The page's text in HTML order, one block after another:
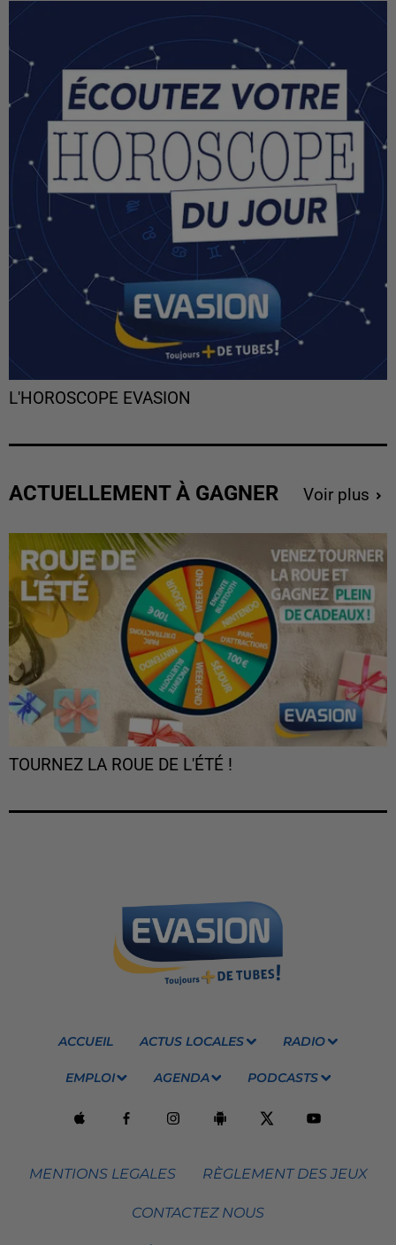
L'HOROSCOPE EVASION
ACTUELLEMENT À GAGNER Voir plus
TOURNEZ LA ROUE DE L'ÉTÉ !
ACCUEIL ACTUS LOCALES RADIO
EMPLOI AGENDA PODCASTS
MENTIONS LEGALES RÈGLEMENT DES JEUX
CONTACTEZ NOUS